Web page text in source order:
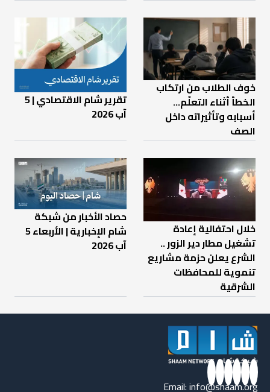
خوف الطلاب من ارتكاب
الخطأ أثناء التعلّم…
أسبابه وتأثيراته داخل
الصف
تقرير شام الاقتصادي | 5
آب 2026
خلال احتفالية إعادة
تشغيل مطار دير الزور ..
الشرع يعلن حزمة مشاريع
تنموية للمحافظات
الشرقية
حصاد الأخبار من شبكة
شام الإخبارية | الأربعاء 5
آب 2026
Email:info@shaam.org